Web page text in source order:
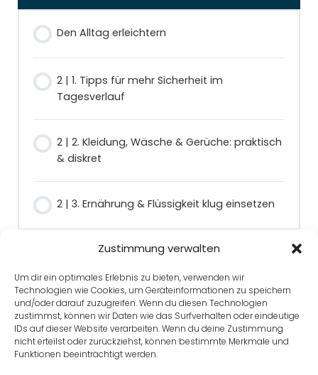
Zustimmung verwalten
Um dir ein optimales Erlebnis zu bieten, verwenden wir
Technologien wie Cookies, um Geräteinformationen zu speichern
und/oder darauf zuzugreifen. Wenn du diesen Technologien
zustimmst, können wir Daten wie das Surfverhalten oder eindeutige
IDs auf dieser Website verarbeiten. Wenn du deine Zustimmung
nicht erteilst oder zurückziehst, können bestimmte Merkmale und
Funktionen beeinträchtigt werden.
Den Alltag erleichtern
2 | 1. Tipps für mehr Sicherheit im
Tagesverlauf
2 | 2. Kleidung, Wäsche & Gerüche: praktisch
& diskret
2 | 3. Ernährung & Flüssigkeit klug einsetzen
Zurück zu Kurs
Weiter